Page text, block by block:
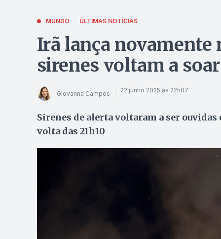
MUNDO ÚLTIMAS NOTÍCIAS
Irã lança
sirenes voltam a
Giovanna Campos 22 junho 2025 às 22h07
Sirenes de alerta voltaram a ser
volta das 21h10